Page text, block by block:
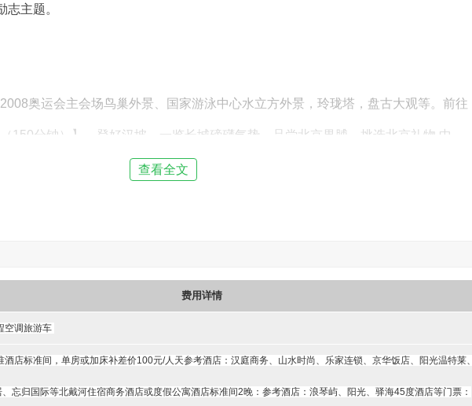
主题。
奥运会主会场鸟巢外景、国家游泳中心水立方外景，玲珑塔，盘古大观等。前往
（150分钟）】，登好汉坡，一览长城磅礴气势，品尝北京果脯，挑选北京礼物,中
中国科技馆（120分钟）】， 探索科学奥秘、体验科技的神奇。自愿参加【
的综艺汇演、20余项欢乐温馨的游乐设施都将在星光灿烂的夜晚倾情展现在游客的
“三山五园”之一的【 颐和园（120分钟）】感受“十里青山行画里，双飞白鸟似江
查看全文
费用详情
空调旅游车
酒店标准间，单房或加床补差价100元/人天参考酒店：汉庭商务、山水时尚、乐家连锁、京华饭店、阳光温特莱
忘归国际等北戴河住宿商务酒店或度假公寓酒店标准间2晚：参考酒店：浪琴屿、阳光、驿海45度酒店等门票：